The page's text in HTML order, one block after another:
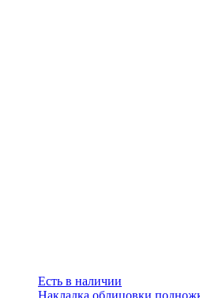
Есть в наличии
Накладка облицовки